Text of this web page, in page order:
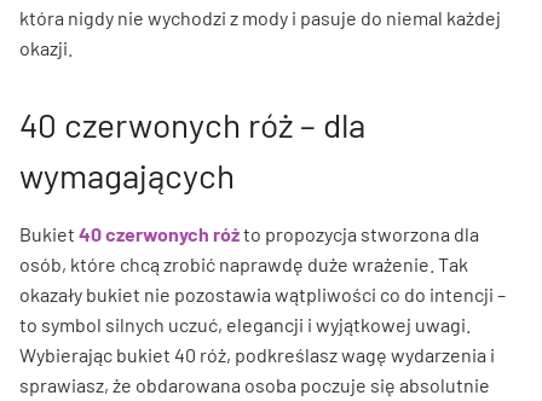
która nigdy nie wychodzi z mody i pasuje do niemal każdej
okazji.
40 czerwonych róż – dla
wymagających
Bukiet 40 czerwonych różto propozycja stworzona dla
osób, które chcą zrobić naprawdę duże wrażenie. Tak
okazały bukiet nie pozostawia wątpliwości co do intencji –
to symbol silnych uczuć, elegancji i wyjątkowej uwagi.
Wybierając bukiet 40 róż, podkreślasz wagę wydarzenia i
sprawiasz, że obdarowana osoba poczuje się absolutnie